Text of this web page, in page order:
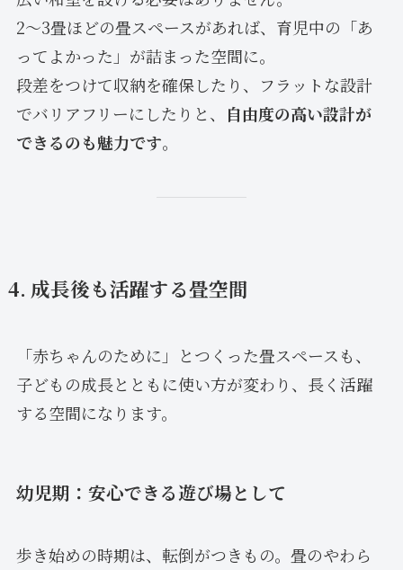
2〜3畳ほどの畳スペースがあれば、育児中の「あ
ってよかった」が詰まった空間に。
段差をつけて収納を確保したり、フラットな設計
でバリアフリーにしたりと、
自由度の高い設計が
できるのも魅力です。
4. 成長後も活躍する畳空間
「赤ちゃんのために」とつくった畳スペースも、
子どもの成長とともに使い方が変わり、長く活躍
する空間になります。
幼児期：安心できる遊び場として
歩き始めの時期は、転倒がつきもの。畳のやわら